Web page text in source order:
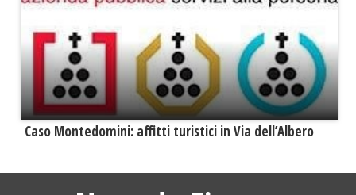
Caso Montedomini: affitti turistici in Via dell’Albero